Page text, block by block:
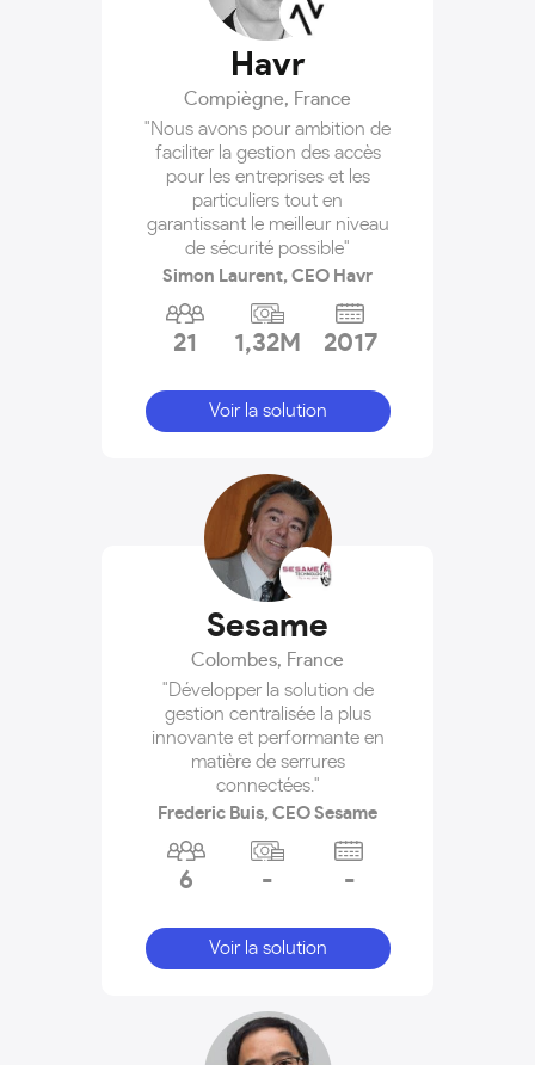
Havr
Compiègne, France
"Nous avons pour ambition de
faciliter la gestion des accès
pour les entreprises et les
particuliers tout en
garantissant le meilleur niveau
de sécurité possible"
Simon Laurent, CEO Havr
21 1,32M 2017
Voir la solution
Sesame
Colombes, France
"Développer la solution de
gestion centralisée la plus
innovante et performante en
matière de serrures
connectées."
Frederic Buis, CEO Sesame
6 - -
Voir la solution